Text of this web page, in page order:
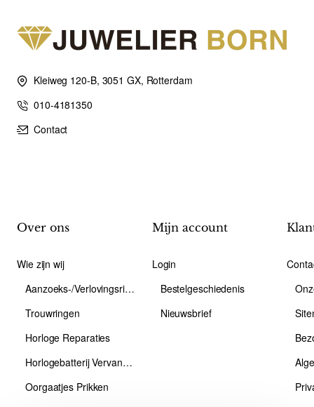
Kleiweg 120-B, 3051 GX, Rotterdam
010-4181350
Contact
Over ons
Wie zijn wij
Aanzoeks-/Verlovingsring
Trouwringen
Horloge Reparaties
Horlogebatterij Vervangen
Oorgaatjes Prikken
Mijn account
Login
Bestelgeschiedenis
Nieuwsbrief